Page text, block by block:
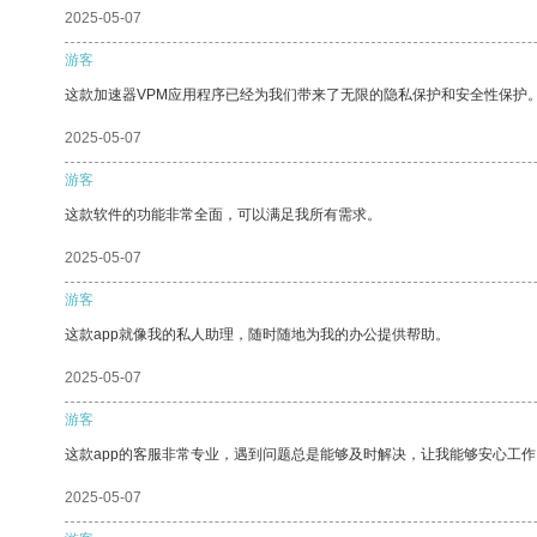
2025-05-07
游客
这款加速器VPM应用程序已经为我们带来了无限的隐私保护和安全性保护
2025-05-07
游客
这款软件的功能非常全面，可以满足我所有需求。
2025-05-07
游客
这款app就像我的私人助理，随时随地为我的办公提供帮助。
2025-05-07
游客
这款app的客服非常专业，遇到问题总是能够及时解决，让我能够安心工
2025-05-07